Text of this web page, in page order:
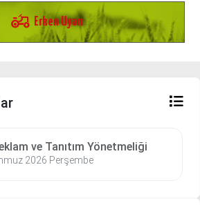
agriculture Erken Uyarı
ve Tanıtım Yönetmeliği
2026 Perşembe